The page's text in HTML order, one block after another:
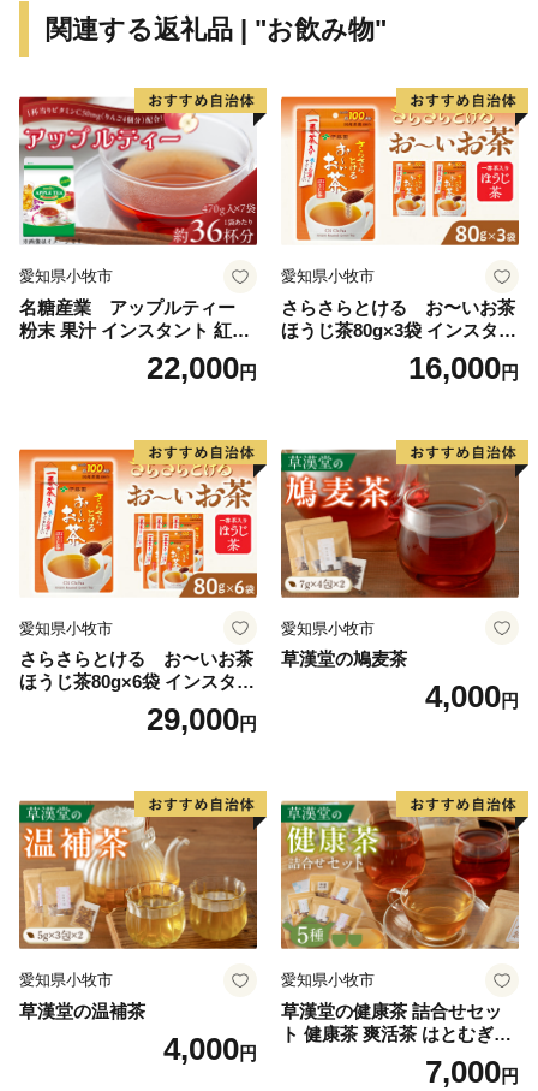
関連する返礼品 | "お飲み物"
愛知県小牧市
名糖産業 アップルティー
粉末 果汁 インスタント 紅茶
ティー ビタミンC 袋 ロング
セラー 粉末飲料 粉末茶 簡単
22,000円
愛知県小牧市
さらさらとける お〜いお茶
ほうじ茶80g×3袋 インスタン
トほうじ茶 粉末ほうじ茶 粉
末茶 おーいお茶 粉末緑茶
16,000円
愛知県小牧市
さらさらとける お〜いお茶
ほうじ茶80g×6袋 インスタン
トほうじ茶 粉末ほうじ茶 粉
末茶 おーいお茶 粉末緑茶
29,000円
愛知県小牧市
草漢堂の鳩麦茶
4,000円
愛知県小牧市
草漢堂の温補茶
4,000円
愛知県小牧市
草漢堂の健康茶 詰合せセッ
ト 健康茶 爽活茶 はとむぎ茶
温補茶 健食茶 和漢紅茶 お茶
7,000円